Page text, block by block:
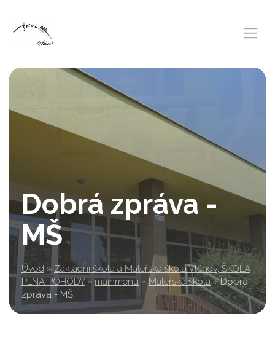
Dobrá zpráva -
MŠ
Úvod » Základní škola a Mateřská škola Vlčnov, ŠKOLA
PLNÁ POHODY » mainmenu » Mateřská škola » Dobrá
zpráva - MŠ